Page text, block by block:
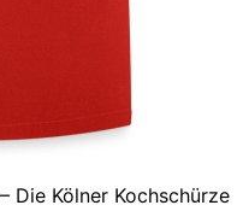
Die Kölner Kochschürze